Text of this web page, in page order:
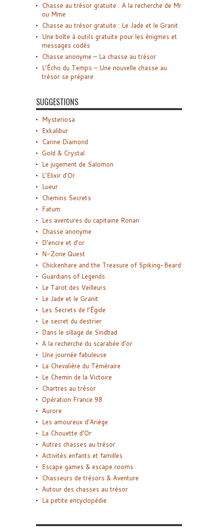
Chasse au trésor gratuite : A la recherche de Mr
ou Mme
Chasse au trésor gratuite : Le Jade et le Granit
Une boîte à outils gratuite pour les énigmes et
messages codés
Chasse anonyme – La chasse au trésor
L’Écho du Temps – Une nouvelle chasse au
trésor se prépare
SUGGESTIONS
Mysteriosa
Exkalibur
Carine Diamond
Gold & Crystal
Le jugement de Salomon
L’Elixir d’Or
Lueur
Chemins Secrets
Fatum
Les aventures du capitaine Ronan
Chasse anonyme
D’encre et d’or
N-Zone Quest
Chickenhare and the Treasure of Spiking-Beard
Guardians of Legends
Le Tarot des Veilleurs
Le Jade et le Granit
Les Secrets de l’Égide
Le secret du destrier
Dans le sillage de Sindbad
A la recherche du scarabée d’or
Une journée fabuleuse
La Chevalière du Téméraire
Le Chemin de la Victoire
Chartres au trésor
Opération France 98
Aurore
Les amoureux d’Ariège
La Chouette d’Or
Autres chasses au trésor
Activités enfants et familles
Escape games & escape rooms
Chasseurs de trésors & Aventure
Autour des chasses au trésor
La petite encyclopédie